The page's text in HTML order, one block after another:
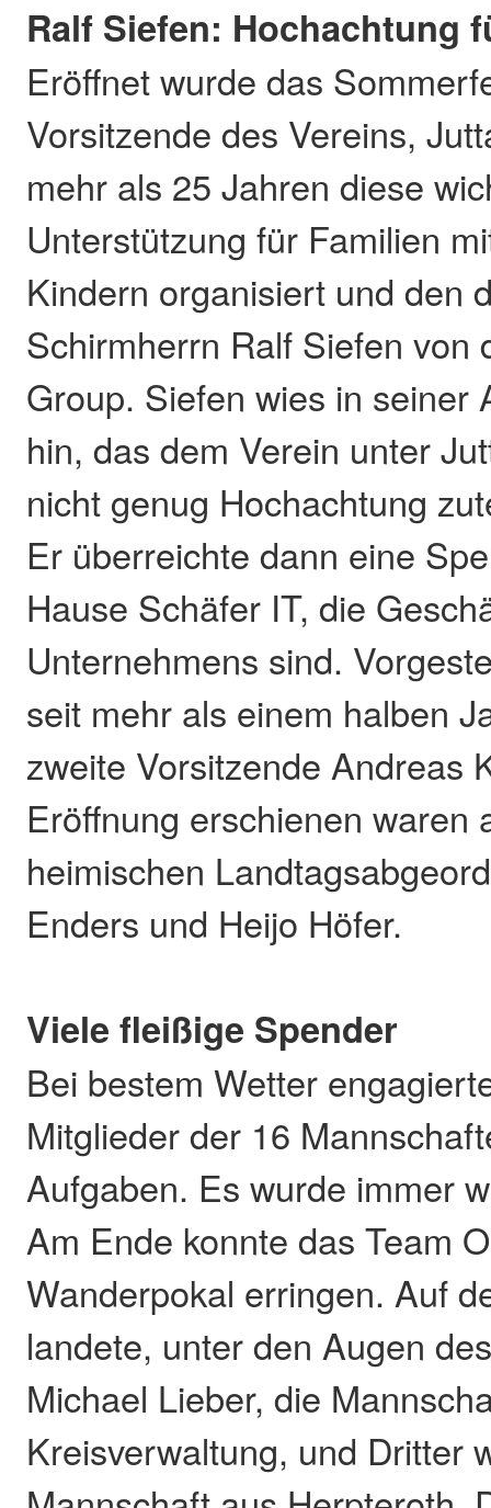
Ralf Siefen: Hochachtung
Eröffnet wurde das
Vorsitzende des Vereins,
mehr als 25 Jahren diese
Unterstützung für Familien
Kindern organisiert und den
Schirmherrn Ralf Siefen von
Group. Siefen wies in seiner
hin, das dem Verein unter
nicht genug Hochachtung
Er überreichte dann eine
Hause Schäfer IT, die
Unternehmens sind.
seit mehr als einem halben
zweite Vorsitzende Andreas
Eröffnung erschienen waren
heimischen
Enders und Heijo Höfer.
Viele fleißige Spender
Bei bestem Wetter
Mitglieder der 16
Aufgaben. Es wurde immer
Am Ende konnte das Team
Wanderpokal erringen. Auf
landete, unter den Augen
Michael Lieber, die
Kreisverwaltung, und Dritter